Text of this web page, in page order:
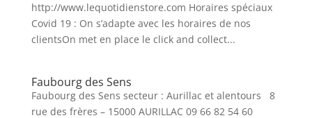
http://www.lequotidienstore.com Horaires spéciaux
Covid 19 : On s’adapte avec les horaires de nos
clientsOn met en place le click and collect...
Faubourg des Sens
Faubourg des Sens secteur : Aurillac et alentours 8
rue des frères – 15000 AURILLAC 09 66 82 54 60